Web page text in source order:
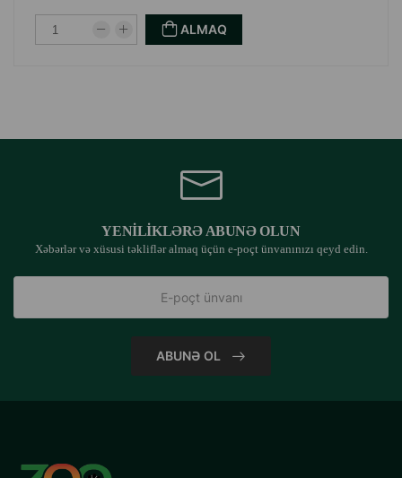
ALMAQ
YENILIKLƏRƏ ABUNƏ OLUN
Xəbərlər və xüsusi təkliflər almaq üçün e-poçt ünvanınızı qeyd edin.
ABUNƏ OL